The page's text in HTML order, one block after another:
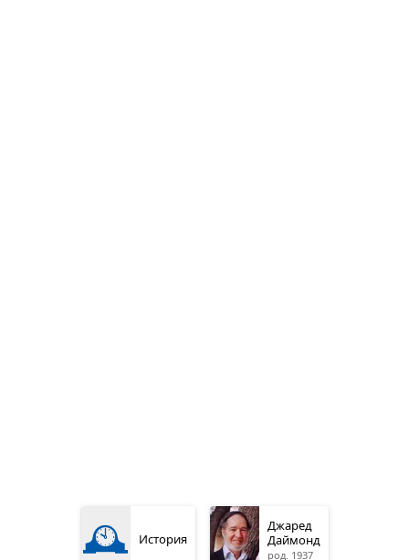
🕰️ История
Джаред
Даймонд
род. 1937